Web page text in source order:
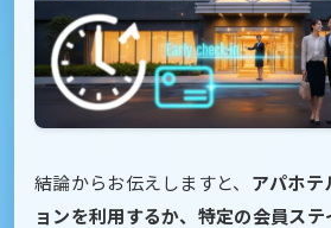
結論からお伝えしますと、 アパホテ
ョンを利用するか、特定の会員ステ